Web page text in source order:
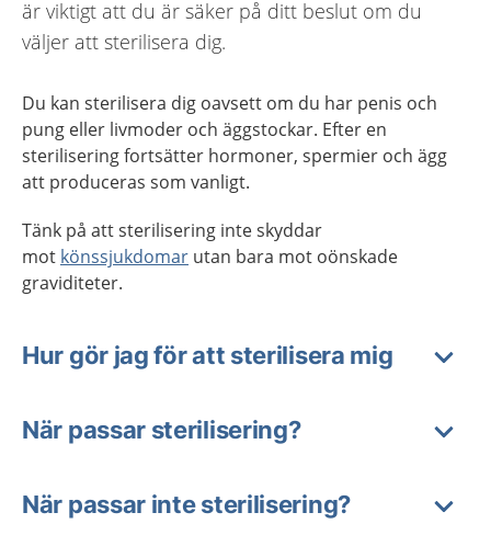
är viktigt att du är säker på ditt beslut om du
väljer att sterilisera dig.
Du kan sterilisera dig oavsett om du har penis och
pung eller livmoder och äggstockar. Efter en
sterilisering fortsätter hormoner, spermier och ägg
att produceras som vanligt.
Tänk på att sterilisering inte skyddar
mot könssjukdomar utan bara mot oönskade
graviditeter.
Hur gör jag för att sterilisera mig
När passar sterilisering?
När passar inte sterilisering?